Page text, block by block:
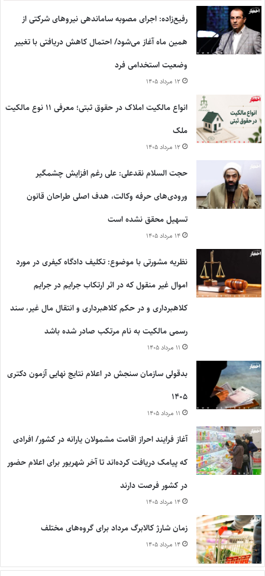
رفیع‌زاده: اجرای مصوبه ساماندهی نیروهای شرکتی از
همین ماه آغاز می‌شود/ احتمال کاهش دریافتی با تغییر
وضعیت استخدامی فرد
۱۲ مرداد ۱۴۰۵
انواع مالکیت املاک در حقوق ثبتی؛ معرفی ۱۱ نوع مالکیت
ملک
۱۲ مرداد ۱۴۰۵
حجت السلام نقدعلی: علی رغم افزایش چشمگیر
ورودی‌های حرفه وکالت، هدف اصلی طراحان قانون
تسهیل محقق نشده است
۱۴ مرداد ۱۴۰۵
نظریه مشورتی با موضوع: تکلیف دادگاه کیفری در مورد
اموال غیر منقول که در اثر ارتکاب جرایم در جرایم
کلاهبرداری و در حکم کلاهبرداری و انتقال مال غیر، سند
رسمی مالکیت به نام مرتکب صادر شده باشد
۱۱ مرداد ۱۴۰۵
بدقولی سازمان سنجش در اعلام نتایج نهایی آزمون دکتری
۱۴۰۵
۱۱ مرداد ۱۴۰۵
آغاز فرایند احراز اقامت مشمولان یارانه در کشور/ افرادی
که پیامک دریافت کرده‌اند تا آخر شهریور برای اعلام حضور
در کشور فرصت دارند
۱۴ مرداد ۱۴۰۵
زمان شارژ کالابرگ مرداد برای گروه‌های مختلف
۱۴ مرداد ۱۴۰۵